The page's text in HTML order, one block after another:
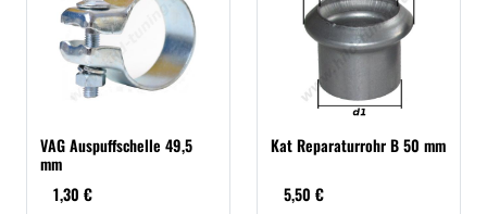
VAG Auspuffschelle 49,5
mm
1,30 €
Kat Reparaturrohr B 50 mm
5,50 €